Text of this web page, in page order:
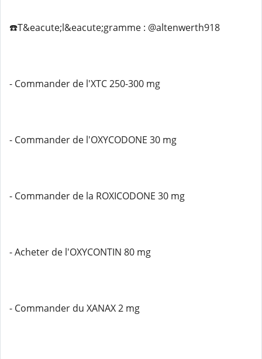
☎️T&eacute;l&eacute;gramme : @altenwerth918
- Commander de l'XTC 250-300 mg
- Commander de l'OXYCODONE 30 mg
- Commander de la ROXICODONE 30 mg
- Acheter de l'OXYCONTIN 80 mg
- Commander du XANAX 2 mg